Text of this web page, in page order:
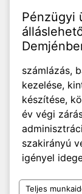
Pénzügyi
számlázás,
kezelése,
készítése,
év végi
szakirányú
igényel
Teljes